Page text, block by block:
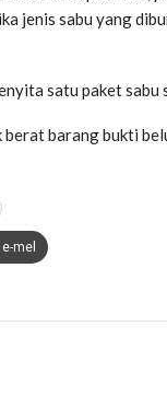
jenis sabu yang
satu paket sabu
barang bukti
e-mel